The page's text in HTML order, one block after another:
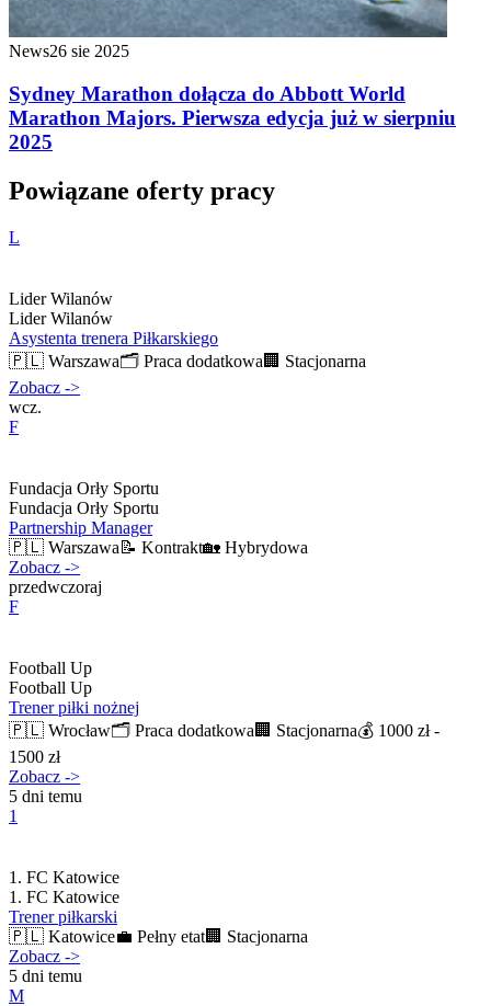
News26 sie 2025
Sydney Marathon dołącza do Abbott World
Marathon Majors. Pierwsza edycja już w sierpniu
2025
Powiązane oferty pracy
L
Lider Wilanów
Lider Wilanów
Asystenta trenera Piłkarskiego
🇵🇱 Warszawa🗂️ Praca dodatkowa 🏢 Stacjonarna
Zobacz ->
wcz.
F
Fundacja Orły Sportu
Fundacja Orły Sportu
Partnership Manager
🇵🇱 Warszawa 📝 Kontrakt🏡 Hybrydowa
Zobacz ->
przedwczoraj
F
Football Up
Football Up
Trener piłki nożnej
🇵🇱 Wrocław🗂️ Praca dodatkowa 🏢 Stacjonarna💰 1000 zł -
1500 zł
Zobacz ->
5 dni temu
1
1. FC Katowice
1. FC Katowice
Trener piłkarski
🇵🇱 Katowice💼 Pełny etat🏢 Stacjonarna
Zobacz ->
5 dni temu
M